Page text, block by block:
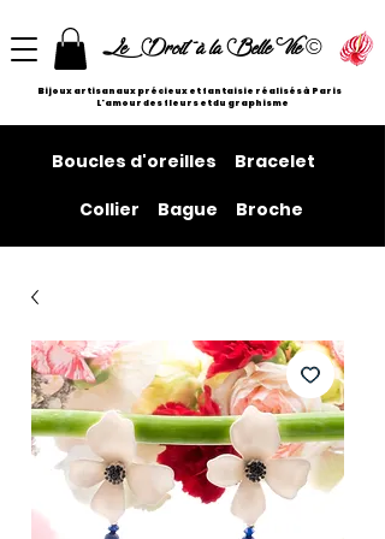
Le Droit à la Belle Vie©
Bijoux artisanaux précieux et fantaisie réalisés à Paris
L'amour des fleurs et du graphisme
Boucles d'oreilles
Bracelet
Collier
Bague Broche